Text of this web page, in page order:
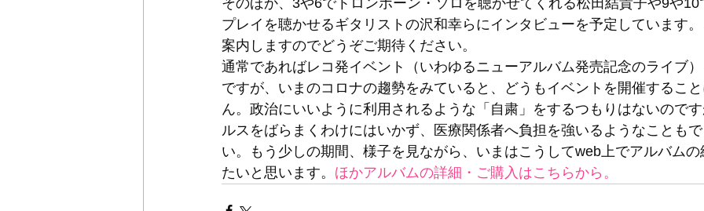
そのほか、3や6でトロンボーン・ソロを聴かせてくれる松田結貴子や9や10
プレイを聴かせるギタリストの沢和幸らにインタビューを予定しています
案内しますのでどうぞご期待ください。
通常であればレコ発イベント（いわゆるニューアルバム発売記念のライブ
ですが、いまのコロナの趨勢をみていると、どうもイベントを開催するこ
ん。政治にいいように利用されるような「自粛」をするつもりはないので
ルスをばらまくわけにはいかず、医療関係者へ負担を強いるようなことも
い。もう少しの期間、様子を見ながら、いまはこうしてweb上でアルバムの
たいと思います。 ほかアルバムの詳細・ご購入はこちらから。